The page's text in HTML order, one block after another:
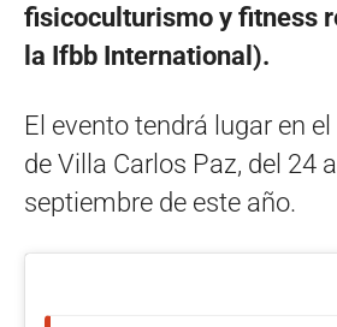
fisicoculturismo y fitness
la Ifbb International).
El evento tendrá lugar en
de Villa Carlos Paz, del 24
septiembre de este año.